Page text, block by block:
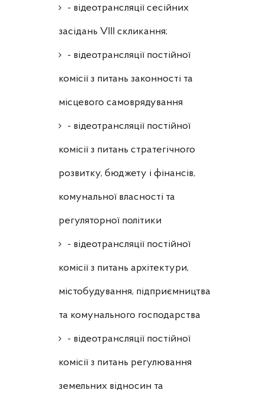
- відеотрансляції сесійних
засідань VIII скликання;
- відеотрансляції постійної
комісії з питань законності та
місцевого самоврядування
- відеотрансляції постійної
комісії з питань стратегічного
розвитку, бюджету і фінансів,
комунальної власності та
регуляторної політики
- відеотрансляції постійної
комісії з питань архітектури,
містобудування, підприємництва
та комунального господарства
- відеотрансляції постійної
комісії з питань регулювання
земельних відносин та